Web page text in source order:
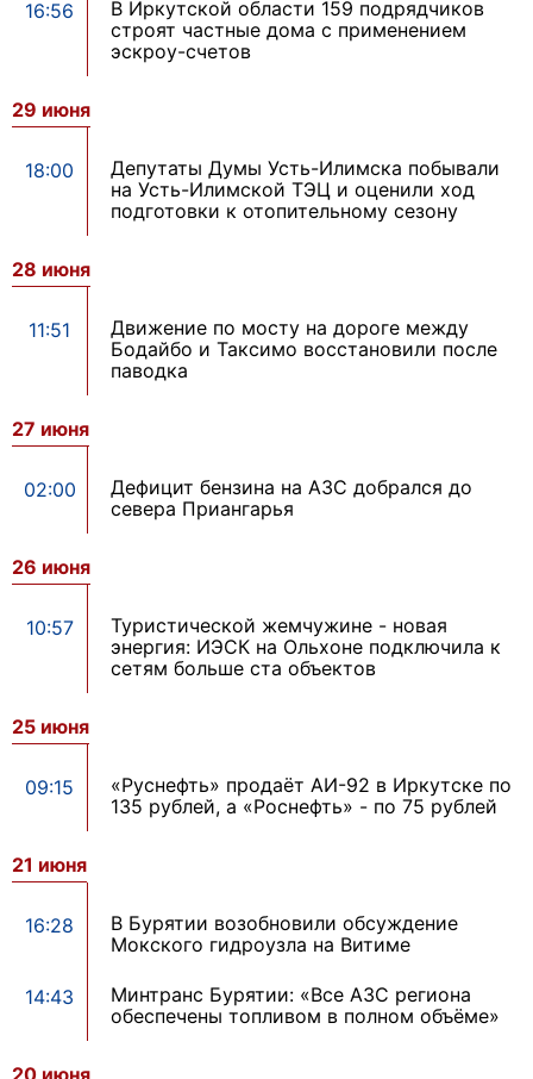
16:56
В Иркутской области 159 подрядчиков
строят частные дома с применением
эскроу-счетов
29 июня
18:00
Депутаты Думы Усть-Илимска побывали
на Усть-Илимской ТЭЦ и оценили ход
подготовки к отопительному сезону
28 июня
11:51
Движение по мосту на дороге между
Бодайбо и Таксимо восстановили после
паводка
27 июня
02:00
Дефицит бензина на АЗС добрался до
севера Приангарья
26 июня
10:57
Туристической жемчужине - новая
энергия: ИЭСК на Ольхоне подключила к
сетям больше ста объектов
25 июня
09:15
«Руснефть» продаёт АИ-92 в Иркутске по
135 рублей, а «Роснефть» - по 75 рублей
21 июня
16:28
В Бурятии возобновили обсуждение
Мокского гидроузла на Витиме
14:43
Минтранс Бурятии: «Все АЗС региона
обеспечены топливом в полном объёме»